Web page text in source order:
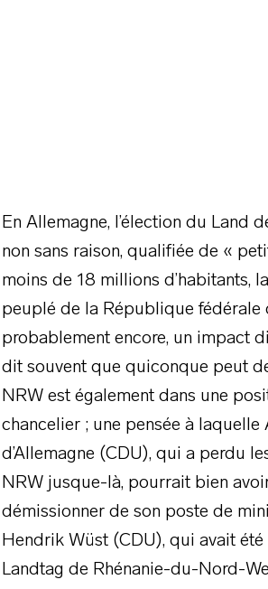
En Allemagne, l’élection du Land
non sans raison, qualifiée de «
moins de 18 millions d’habitants,
peuplé de la République fédérale
probablement encore, un impact
dit souvent que quiconque peut
NRW est également dans une
chancelier ; une pensée à
d’Allemagne (CDU), qui a perdu
NRW jusque-là, pourrait bien
démissionner de son poste de
Hendrik Wüst (CDU), qui avait
Landtag de Rhénanie-du-Nord-